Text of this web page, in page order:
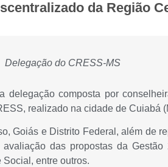
da Região
Delegação do CRESS-MS
composta por
realizado na cidade de Cuiabá
Goiás e Distrito Federal, além de
das propostas da
entre outros.